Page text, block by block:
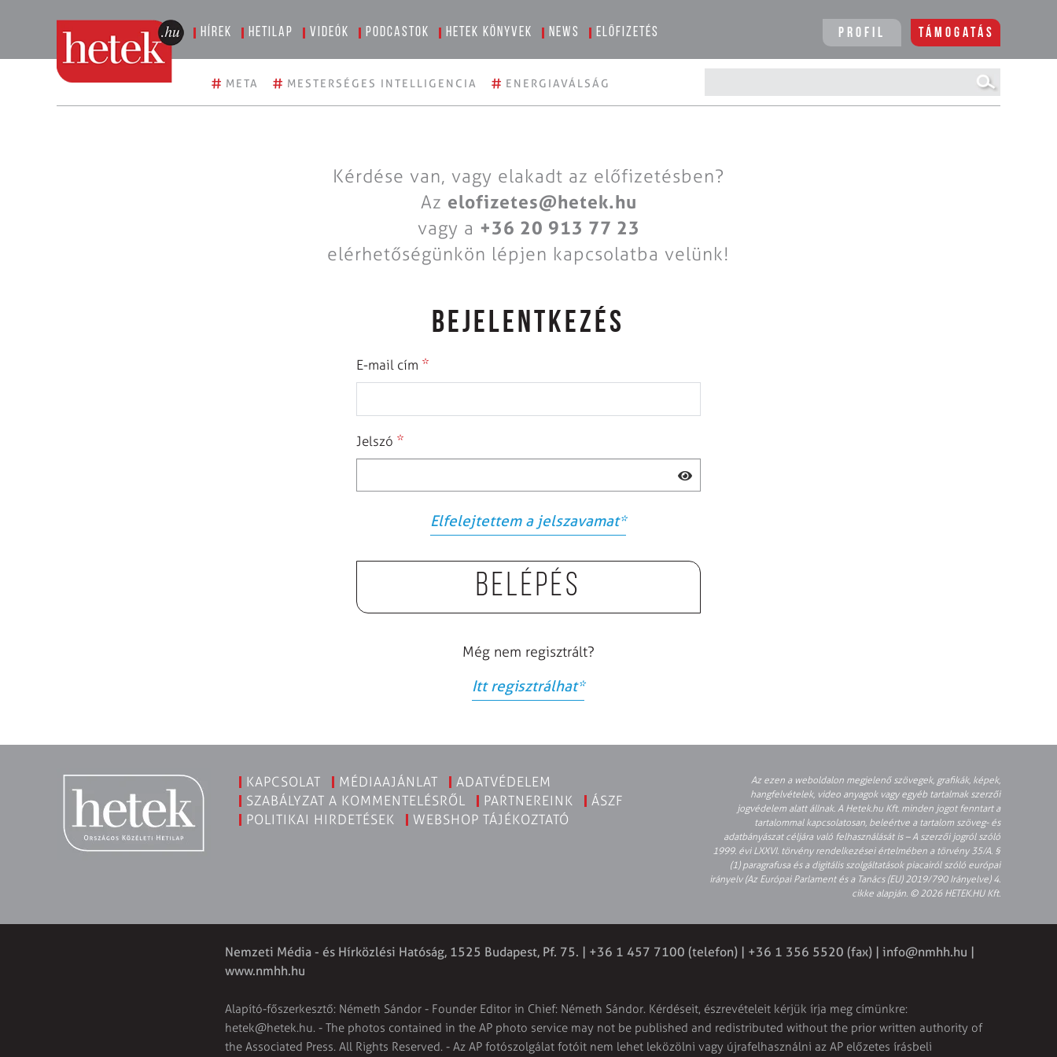
Hírek Hetilap Videók Podcastok Hetek könyvek News Előfizetés Profil Támogatás
# META # MESTERSÉGES INTELLIGENCIA # ENERGIAVÁLSÁG
Kérdése van, vagy elakadt az előfizetésben?
Az elofizetes@hetek.hu
vagy a +36 20 913 77 23
elérhetőségünkön lépjen kapcsolatba velünk!
BEJELENTKEZÉS
E-mail cím *
Jelszó *
Elfelejtettem a jelszavamat*
Belépés
Még nem regisztrált?
Itt regisztrálhat*
KAPCSOLAT MÉDIAAJÁNLAT
ADATVÉDELEM
SZABÁLYZAT A KOMMENTELÉSRŐL
PARTNEREINK
ÁSZF
POLITIKAI HIRDETÉSEK
WEBSHOP TÁJÉKOZTATÓ
Az ezen a weboldalon megjelenő szövegek, grafikák, képek,
hangfelvételek, video anyagok vagy egyéb tartalmak szerzői
jogvédelem alatt állnak. A Hetek.hu Kft. minden jogot fenntart a
tartalommal kapcsolatosan, beleértve a tartalom szöveg- és
adatbányászat céljára való felhasználását is – A szerzői jogról szóló
1999. évi LXXVI. törvény rendelkezései értelmében a törvény 35/A. §
(1) paragrafusa és a digitális szolgáltatások piacairól szóló európai
irányelv (Az Európai Parlament és a Tanács (EU) 2019/790 Irányelve) 4.
cikke alapján. © 2026 HETEK.HU Kft.
Nemzeti Média - és Hírközlési Hatóság, 1525 Budapest, Pf. 75. | +36 1 457 7100 (telefon) | +36 1 356 5520 (fax) | info@nmhh.hu |
www.nmhh.hu
Alapító-főszerkesztő: Németh Sándor - Founder Editor in Chief: Németh Sándor. Kérdéseit, észrevételeit kérjük írja meg címünkre:
hetek@hetek.hu. - The photos contained in the AP photo service may not be published and redistributed without the prior written authority of
the Associated Press. All Rights Reserved. - Az AP fotószolgálat fotóit nem lehet leközölni vagy újrafelhasználni az AP előzetes írásbeli